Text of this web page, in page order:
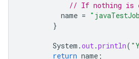
// If nothing is
name =
}
System .out.println(
return name ;